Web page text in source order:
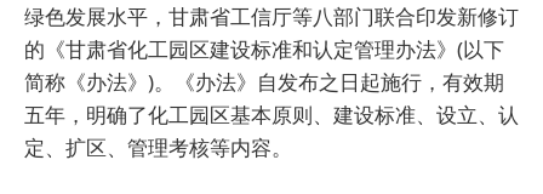
绿色发展水平，甘肃省工信厅等八部门联合印发新修订
的《甘肃省化工园区建设标准和认定管理办法》(以下
简称《办法》)。《办法》自发布之日起施行，有效期
五年，明确了化工园区基本原则、建设标准、设立、认
定、扩区、管理考核等内容。